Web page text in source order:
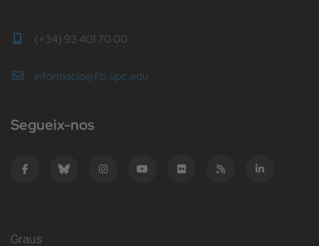
(+34) 93 401 70 00
informacio@fib.upc.edu
Segueix-nos
Graus